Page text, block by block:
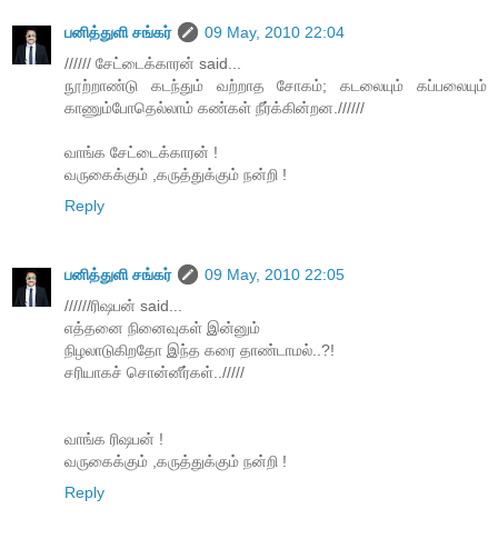
பனித்துளி சங்கர்
09 May, 2010 22:04
////// சேட்டைக்காரன் said...
நூற்றாண்டு கடந்தும் வற்றாத சோகம்; கடலையும் கப்பலையும்
காணும்போதெல்லாம் கண்கள் நீர்க்கின்றன.//////
வாங்க சேட்டைக்காரன் !
வருகைக்கும் ,கருத்துக்கும் நன்றி !
Reply
பனித்துளி சங்கர்
09 May, 2010 22:05
//////ரிஷபன் said...
எத்தனை நினைவுகள் இன்னும்
நிழலாடுகிறதோ இந்த கரை தாண்டாமல்..?!
சரியாகச் சொன்னீர்கள்../////
வாங்க ரிஷபன் !
வருகைக்கும் ,கருத்துக்கும் நன்றி !
Reply